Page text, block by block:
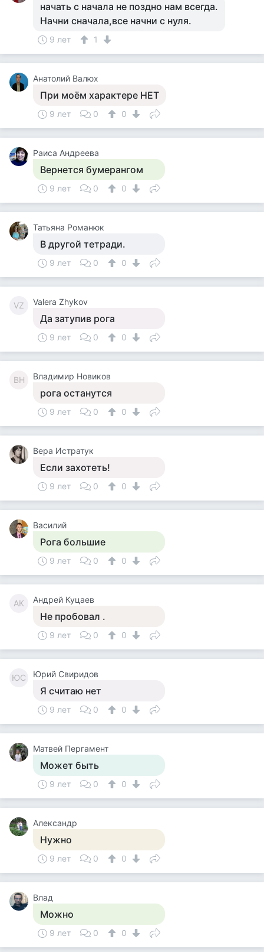
начать с начала не поздно нам всегда.
Начни сначала,все начни с нуля.
9 лет 1
Анатолий Валюх
При моём характере НЕТ
9 лет 0 0
Раиса Андреева
Вернется бумерангом
9 лет 0 0
Татьяна Романюк
В другой тетради.
9 лет 0 0
VZ Valera Zhykov
Да затупив рога
9 лет 0 0
ВН Владимир Новиков
рога останутся
9 лет 0 0
Вера Истратук
Если захотеть!
9 лет 0 0
Василий
Рога большие
9 лет 0 0
АК Андрей Куцаев
Не пробовал .
9 лет 0 0
ЮС Юрий Свиридов
Я считаю нет
9 лет 0 0
Матвей Пергамент
Может быть
9 лет 0 0
Александр
Нужно
9 лет 0 0
Влад
Можно
9 лет 0 0